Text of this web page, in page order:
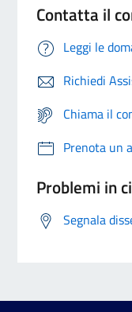
Contatta il
Leggi le
Richiedi
Chiama il
Prenota un
Problemi in
Segnala